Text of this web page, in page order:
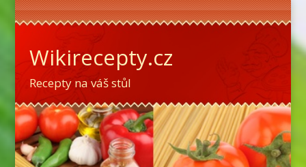
Wikirecepty.cz
Recepty na váš stůl